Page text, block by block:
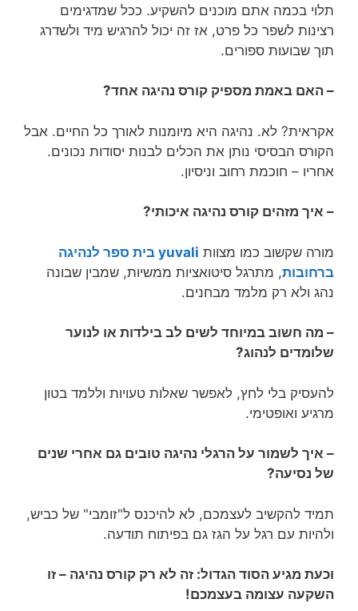
תלוי בכמה אתם מוכנים להשקיע. ככל שמדגימים
רצינות לשפר כל פרט, אז זה יכול להרגיש מיד ולשדרג
תוך שבועות ספורים.
– האם באמת מספיק קורס נהיגה אחד?
אקראית? לא. נהיגה היא מיומנות לאורך כל החיים. אבל
הקורס הבסיסי נותן את הכלים לבנות יסודות נכונים.
אחריו – חוכמת רחוב וניסיון.
– איך מזהים קורס נהיגה איכותי?
מורה שקשוב כמו מצוות
yuvali בית ספר לנהיגה
ברחובות, מתרגל סיטואציות ממשיות, שמבין שבונה
נהג ולא רק מלמד מבחנים.
– מה חשוב במיוחד לשים לב בילדות או לנוער
שלומדים לנהוג?
להעסיק בלי לחץ, לאפשר שאלות טעויות וללמד בטון
מרגיע ואופטימי.
– איך לשמור על הרגלי נהיגה טובים גם אחרי שנים
של נסיעה?
תמיד להקשיב לעצמכם, לא להיכנס ל"זומבי" של כביש,
ולהיות עם רגל על הגז גם בפיתוח תודעה.
וכעת מגיע הסוד הגדול: זה לא רק קורס נהיגה – זו
השקעה עצומה בעצמכם!